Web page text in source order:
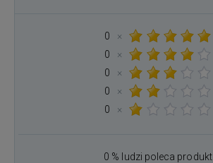
0
×
0
×
0
×
0
×
0
×
0 % ludzi poleca produkt